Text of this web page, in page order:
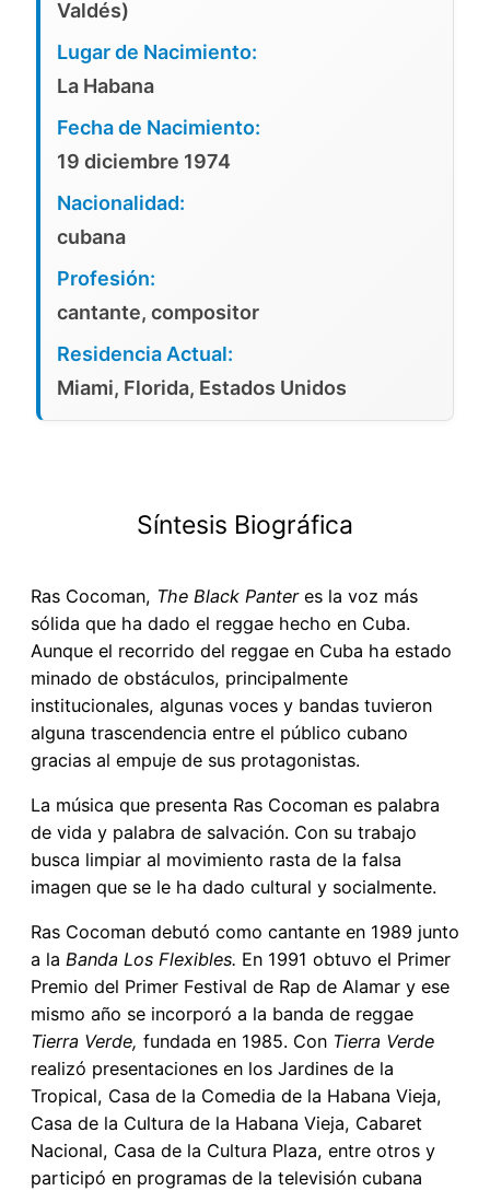
Valdés)
Lugar de Nacimiento:
La Habana
Fecha de Nacimiento:
19 diciembre 1974
Nacionalidad:
cubana
Profesión:
cantante, compositor
Residencia Actual:
Miami, Florida, Estados Unidos
Síntesis Biográfica
Ras Cocoman, The Black Panteres la voz más
sólida que ha dado el reggae hecho en Cuba.
Aunque el recorrido del reggae en Cuba ha estado
minado de obstáculos, principalmente
institucionales, algunas voces y bandas tuvieron
alguna trascendencia entre el público cubano
gracias al empuje de sus protagonistas.
La música que presenta Ras Cocoman es palabra
de vida y palabra de salvación. Con su trabajo
busca limpiar al movimiento rasta de la falsa
imagen que se le ha dado cultural y socialmente.
Ras Cocoman debutó como cantante en 1989 junto
a la Banda Los Flexibles. En 1991 obtuvo el Primer
Premio del Primer Festival de Rap de Alamar y ese
mismo año se incorporó a la banda de reggae
Tierra Verde, fundada en 1985. Con Tierra Verde
realizó presentaciones en los Jardines de la
Tropical, Casa de la Comedia de la Habana Vieja,
Casa de la Cultura de la Habana Vieja, Cabaret
Nacional, Casa de la Cultura Plaza, entre otros y
participó en programas de la televisión cubana